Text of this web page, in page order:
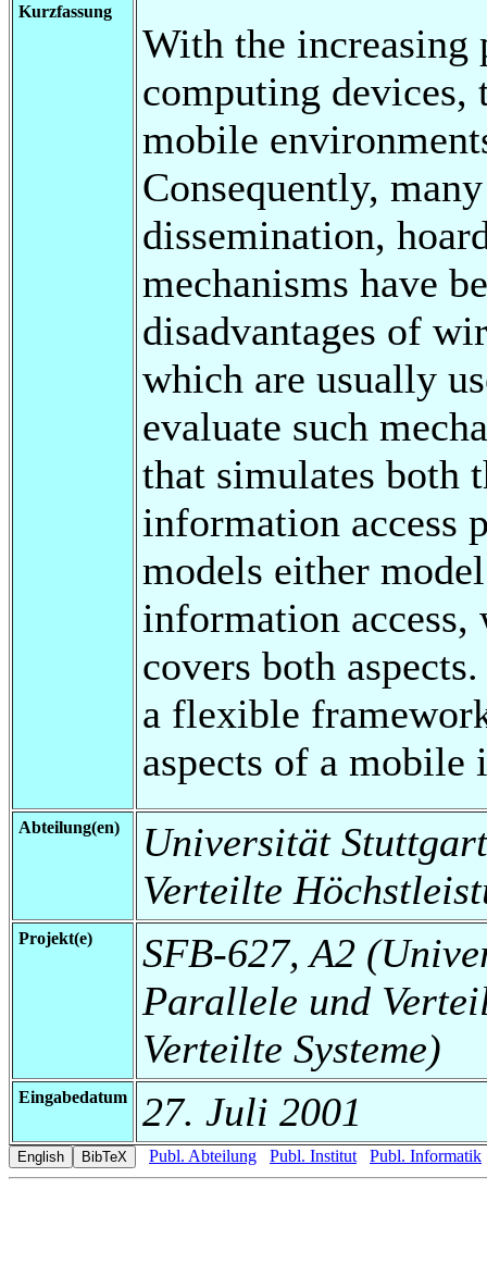
Kurzfassung
With the increasing
computing devices,
mobile
Consequently,
dissemination,
mechanisms have
disadvantages of
which are usually
evaluate such
that simulates both
information access
models either
information access,
covers both
a flexible
aspects of a mobile
Abteilung(en)
Universität
Verteilte
Projekt(e)
SFB-627, A2
Parallele und
Verteilte Systeme)
Eingabedatum 27. Juli 2001
Publ. Abteilung Publ. Institut Publ. Informatik